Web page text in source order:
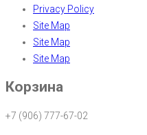
Privacy Policy
Site Map
Site Map
Site Map
Корзина
+7 (906) 777-67-02